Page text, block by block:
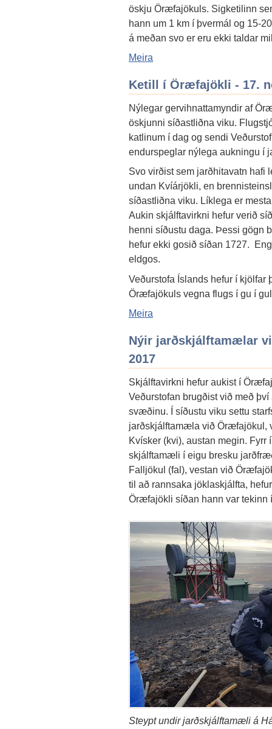
öskju Öræfajökuls. Sigketilinn
hann um 1 km í þvermál og 15-
á meðan svo er eru ekki taldar
Meira
Ketill í Öræfajökli - 17.
Nýlegar gervihnattamyndir af
öskjunni síðastliðna viku.
katlinum í dag og sendi
endurspeglar nýlega aukningu í
Svo virðist sem jarðhitavatn hafi
undan Kvíárjökli, en
síðastliðna viku. Líklega er
Aukin skjálftavirkni hefur verið
henni síðustu daga. Þessi gögn
hefur ekki gosið síðan 1727.
eldgos.
Veðurstofa Íslands hefur í
Öræfajökuls vegna flugs í gu í
Meira
Nýir jarðskjálftamælar
2017
Skjálftavirkni hefur aukist í
Veðurstofan brugðist við með
svæðinu. Í síðustu viku settu
jarðskjálftamæla við Öræfajökul,
Kvísker (kvi), austan megin. Fyrr
skjálftamæli í eigu bresku
Falljökul (fal), vestan við
til að rannsaka jöklaskjálfta,
Öræfajökli síðan hann var tekinn
Steypt undir jarðskjálftamæli á